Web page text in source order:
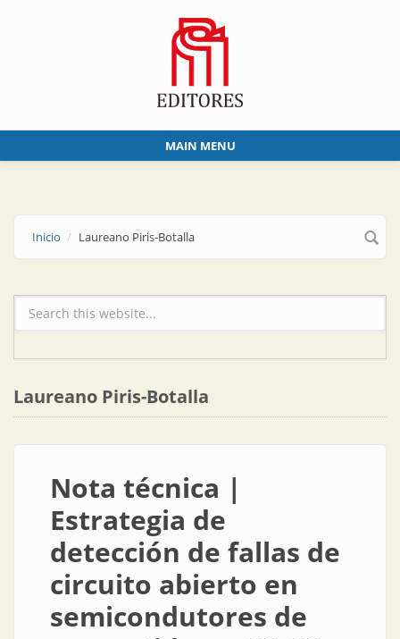
MAIN MENU
Inicio Laureano Piris-Botalla
Formulario de búsqueda
Laureano Piris-Botalla
Nota técnica |
Estrategia de
detección de fallas de
circuito abierto en
semicondutores de